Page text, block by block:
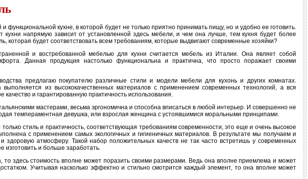
функциональной кухне, в которой будет не только приятно принимать пищу, но и удобно ее готовить.
кухни напрямую зависит от установленной здесь мебели, и чем она лучше, тем кухня будет более
которая будет соответствовать всем требованиям, которые выдвигают современные хозяйки?
и востребованной мебелью для кухни считается мебель из Италии. Она являет собой
Данная продукция настолько функциональна и практична, что просто поражает своими
предлагаю покупателю различные стили и модели мебели для кухонь и других комнатах.
выполняется из высококачественных материалов с применением современных технологий, а вся
качество и гарантированную практичность использования.
мастерами, весьма эргономична и способна вписаться в любой интерьер. И совершенно не
темпераментная девушка, или взрослая женщина с устоявшимися моральными принципами.
стиль и практичность, соответствующая требованиям современности, это еще и очень высокое
с применением самых экологичных и гигиеничных материалов. В результате мы получаем и
здоровую атмосферу. Такой набор положительных качеств не так часто встретишь у современных
изготовить и больше заработать.
то здесь стоимость вполне может поразить своими размерами. Ведь она вполне приемлема и может
Учитывая насколько эффектно и стильно смотрится каждый элемент, то она вполне может